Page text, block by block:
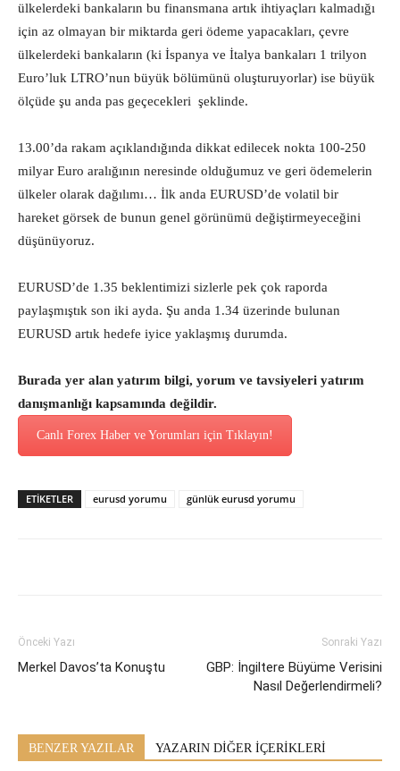
ülkelerdeki bankaların bu finansmana artık ihtiyaçları kalmadığı
için az olmayan bir miktarda geri ödeme yapacakları, çevre
ülkelerdeki bankaların (ki İspanya ve İtalya bankaları 1 trilyon
Euro’luk LTRO’nun büyük bölümünü oluşturuyorlar) ise büyük
ölçüde şu anda pas geçecekleri şeklinde.
13.00’da rakam açıklandığında dikkat edilecek nokta 100-250
milyar Euro aralığının neresinde olduğumuz ve geri ödemelerin
ülkeler olarak dağılımı… İlk anda EURUSD’de volatil bir
hareket görsek de bunun genel görünümü değiştirmeyeceğini
düşünüyoruz.
EURUSD’de 1.35 beklentimizi sizlerle pek çok raporda
paylaşmıştık son iki ayda. Şu anda 1.34 üzerinde bulunan
EURUSD artık hedefe iyice yaklaşmış durumda.
Burada yer alan yatırım bilgi, yorum ve tavsiyeleri yatırım
danışmanlığı kapsamında değildir.
Canlı Forex Haber ve Yorumları için Tıklayın!
ETİKETLER eurusd yorumu günlük eurusd yorumu
Önceki Yazı
Merkel Davos’ta Konuştu
Sonraki Yazı
GBP: İngiltere Büyüme Verisini
Nasıl Değerlendirmeli?
BENZER YAZILAR YAZARIN DİĞER İÇERİKLERİ